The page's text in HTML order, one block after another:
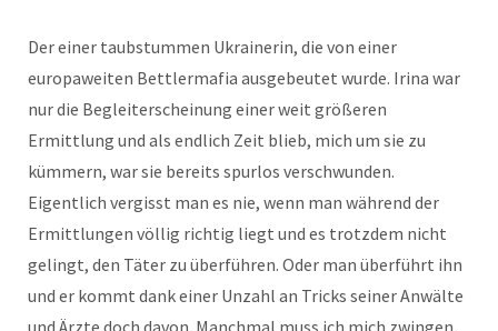
Der einer taubstummen Ukrainerin, die von einer
europaweiten Bettlermafia ausgebeutet wurde. Irina war
nur die Begleiterscheinung einer weit größeren
Ermittlung und als endlich Zeit blieb, mich um sie zu
kümmern, war sie bereits spurlos verschwunden.
Eigentlich vergisst man es nie, wenn man während der
Ermittlungen völlig richtig liegt und es trotzdem nicht
gelingt, den Täter zu überführen. Oder man überführt ihn
und er kommt dank einer Unzahl an Tricks seiner Anwälte
und Ärzte doch davon. Manchmal muss ich mich zwingen,